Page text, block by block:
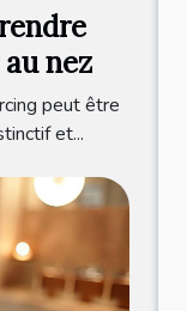
nez
peut être
et...